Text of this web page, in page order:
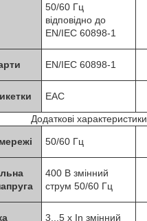
50/60 Гц
відповідно до
EN/IEC 60898-1
EN/IEC 60898-1
EAC
Додаткові характеристики
50/60 Гц
400 В змінний
струм 50/60 Гц
3...5 x In змінний